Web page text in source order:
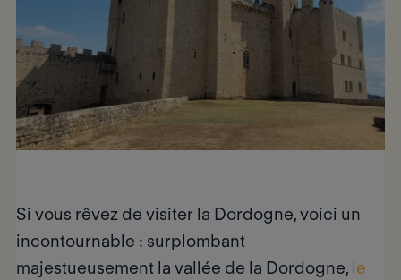
Si vous rêvez de visiter la Dordogne,voici un
incontournable : surplombant
majestueusement la vallée de la Dordogne, le